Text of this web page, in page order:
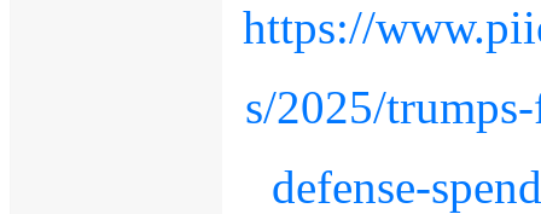
https://
s/2025/
defense-